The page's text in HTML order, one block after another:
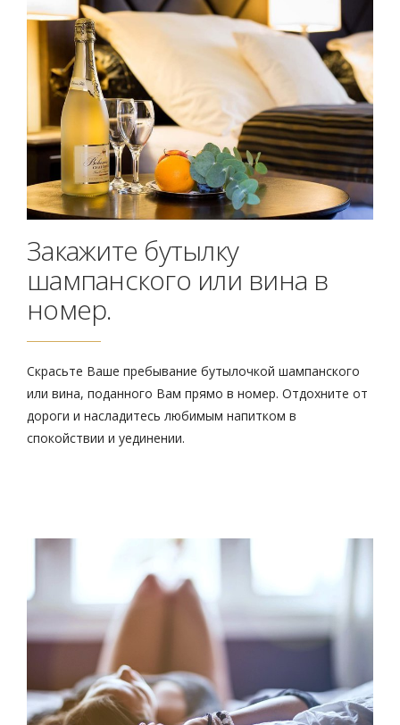
Закажите бутылку
шампанского или вина в
номер.
Скрасьте Ваше пребывание бутылочкой шампанского
или вина, поданного Вам прямо в номер. Отдохните от
дороги и насладитесь любимым напитком в
спокойствии и уединении.